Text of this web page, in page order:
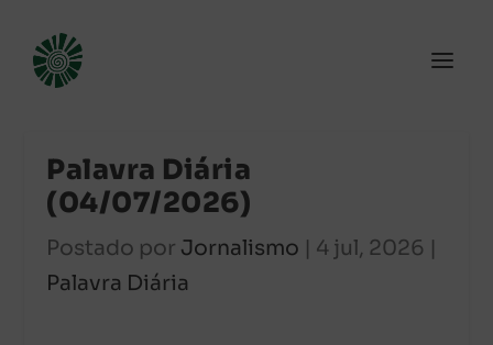
Palavra Diária
(04/07/2026)
Postado por Jornalismo | 4 jul, 2026 |
Palavra Diária